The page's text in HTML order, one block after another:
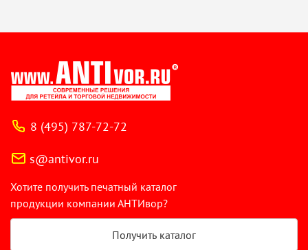
8 (495) 787-72-72
s@antivor.ru
Хотите получить печатный каталог
продукции компании АНТИвор?
Получить каталог